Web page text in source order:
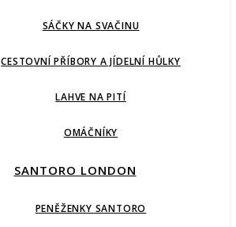
SÁČKY NA SVAČINU
CESTOVNÍ PŘÍBORY A JÍDELNÍ HŮLKY
LAHVE NA PITÍ
OMÁČNÍKY
SANTORO LONDON
PENĚŽENKY SANTORO